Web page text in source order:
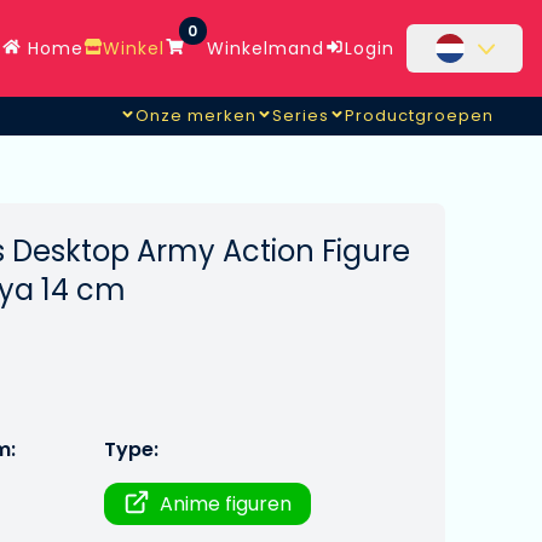
Home Winkel
0
Winkelmand Login
Onze merken Series Productgroepen
Desktop Army Action Figure
14 cm
Type:
Anime figuren